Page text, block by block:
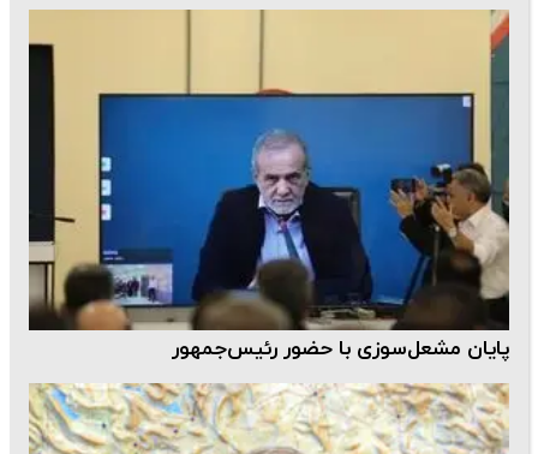
پایان مشعل‌سوزی با حضور رئیس‌جمهور